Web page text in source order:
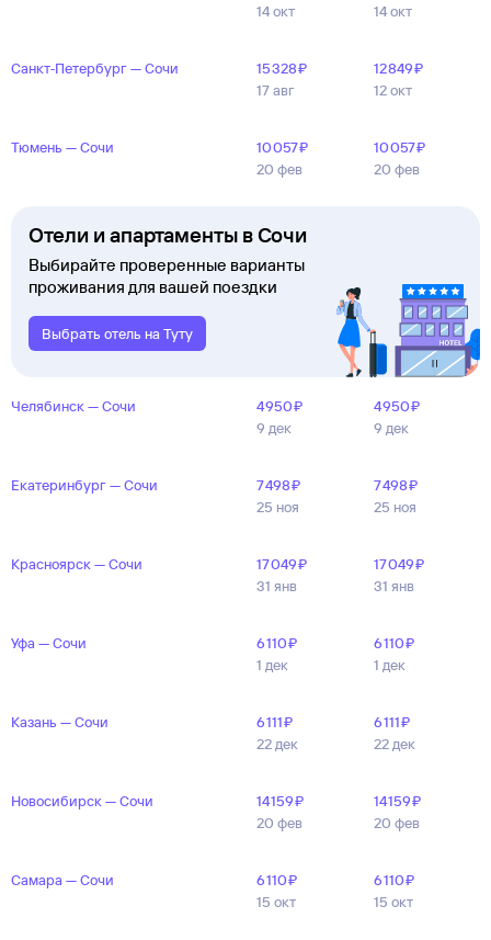
14 окт
14 окт
Санкт‑Петербург — Сочи
15 ⁠328 ⁠₽
17 авг
12 ⁠849 ⁠₽
12 окт
Тюмень — Сочи
10 ⁠057 ⁠₽
20 фев
10 ⁠057 ⁠₽
20 фев
Отели и апартаменты в Сочи
Выбирайте проверенные варианты
проживания для вашей поездки
Выбрать отель на Туту
Челябинск — Сочи
4 ⁠950 ⁠₽
9 дек
4 ⁠950 ⁠₽
9 дек
Екатеринбург — Сочи
7 ⁠498 ⁠₽
25 ноя
7 ⁠498 ⁠₽
25 ноя
Красноярск — Сочи
17 ⁠049 ⁠₽
31 янв
17 ⁠049 ⁠₽
31 янв
Уфа — Сочи
6 ⁠110 ⁠₽
1 дек
6 ⁠110 ⁠₽
1 дек
Казань — Сочи
6 ⁠111 ⁠₽
22 дек
6 ⁠111 ⁠₽
22 дек
Новосибирск — Сочи
14 ⁠159 ⁠₽
20 фев
14 ⁠159 ⁠₽
20 фев
Самара — Сочи
6 ⁠110 ⁠₽
15 окт
6 ⁠110 ⁠₽
15 окт